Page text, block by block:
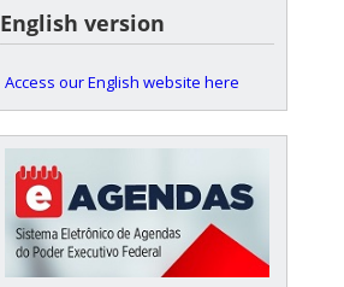
English version
Access our English website here